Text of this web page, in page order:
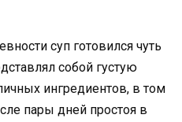
суп готовился чуть
собой густую
ингредиентов, в том
пары дней простоя в